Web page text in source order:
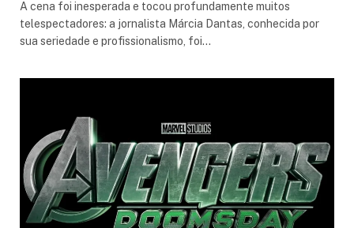
A cena foi inesperada e tocou profundamente muitos
telespectadores: a jornalista Márcia Dantas, conhecida por
sua seriedade e profissionalismo, foi…